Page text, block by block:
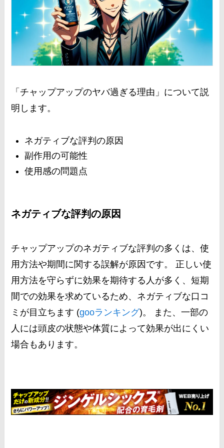
「チャップアップのヤバ過ぎる理由」について説
明します。
ネガティブな評判の原因
副作用の可能性
使用感の問題点
ネガティブな評判の原因
チャップアップのネガティブな評判の多くは、使
用方法や期間に関する誤解が原因です。 正しい使
用方法を守らずに効果を期待する人が多く、短期
間での効果を求めているため、ネガティブな口コ
ミが目立ちます​ (gooランキング)​。 また、一部の
人には頭皮の状態や体質によって効果が出にくい
場合もあります。